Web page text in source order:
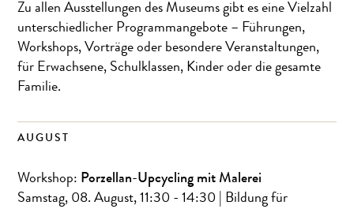
Zu allen Ausstellungen des Museums gibt es eine Vielzahl
unterschiedlicher Programmangebote – Führungen,
Workshops, Vorträge oder besondere Veranstaltungen,
für Erwachsene, Schulklassen, Kinder oder die gesamte
Familie.
AUGUST
Workshop: Porzellan-Upcycling mit Malerei
Samstag, 08. August, 11:30 - 14:30
| Bildung für